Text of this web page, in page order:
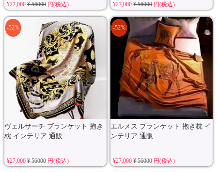
¥27,000 ¥ 56000円(税込) ¥27,000¥ 56000円(税込)
ヴェルサーチ ブランケット 抱き
枕 インテリア 通販...
-52%
¥27,000 ¥ 56000円(税込)
エルメス ブランケット 抱き枕 イ
ンテリア 通販...
-52%
¥27,000¥ 56000円(税込)